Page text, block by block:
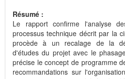
Résumé :
Le rapport confirme l'analyse
processus technique décrit par la
procède à un recalage de la
d'études du projet avec le
précise le concept de programme
recommandations sur